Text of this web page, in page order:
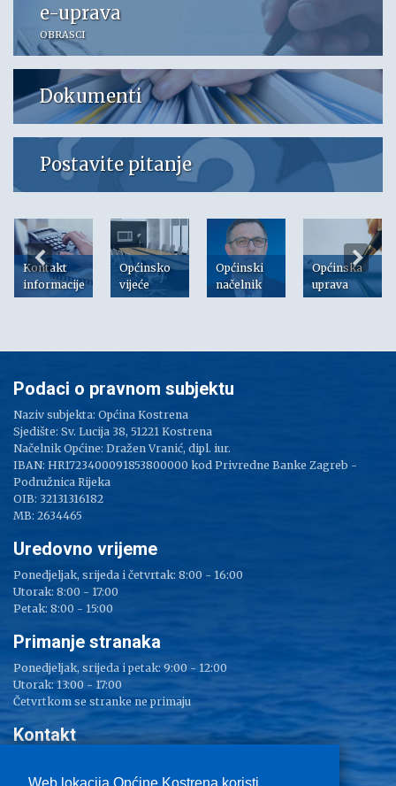
e-uprava
OBRASCI
Dokumenti
Postavite pitanje
Kontakt
informacije
Općinsko
vijeće
Općinski
načelnik
Općinska
uprava
Web lokacija Općine Kostrena koristi
Podaci o pravnom subjektu
Naziv subjekta: Općina Kostrena
Sjedište: Sv. Lucija 38, 51221 Kostrena
Načelnik Općine: Dražen Vranić, dipl. iur.
IBAN: HR1723400091853800000 kod Privredne Banke Zagreb -
Podružnica Rijeka
OIB: 32131316182
MB: 2634465
Uredovno vrijeme
Ponedjeljak, srijeda i četvrtak: 8:00 - 16:00
Utorak: 8:00 - 17:00
Petak: 8:00 - 15:00
Primanje stranaka
Ponedjeljak, srijeda i petak: 9:00 - 12:00
Utorak: 13:00 - 17:00
Četvrtkom se stranke ne primaju
Kontakt
Tel: 051/ 209 000